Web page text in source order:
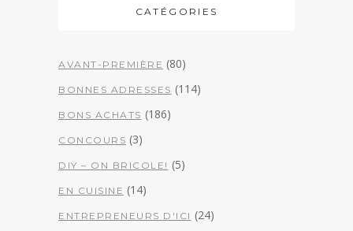
CATÉGORIES
AVANT-PREMIÈRE (80)
BONNES ADRESSES (114)
BONS ACHATS (186)
CONCOURS (3)
DIY – ON BRICOLE! (5)
EN CUISINE (14)
ENTREPRENEURS D'ICI (24)